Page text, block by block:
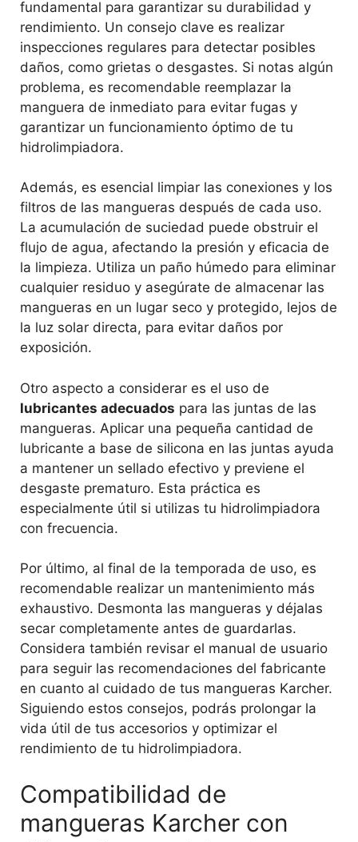
fundamental para garantizar su durabilidad y
rendimiento. Un consejo clave es realizar
inspecciones regulares para detectar posibles
daños, como grietas o desgastes. Si notas algún
problema, es recomendable reemplazar la
manguera de inmediato para evitar fugas y
garantizar un funcionamiento óptimo de tu
hidrolimpiadora.
Además, es esencial limpiar las conexiones y los
filtros de las mangueras después de cada uso.
La acumulación de suciedad puede obstruir el
flujo de agua, afectando la presión y eficacia de
la limpieza. Utiliza un paño húmedo para eliminar
cualquier residuo y asegúrate de almacenar las
mangueras en un lugar seco y protegido, lejos de
la luz solar directa, para evitar daños por
exposición.
Otro aspecto a considerar es el uso de
lubricantes adecuados para las juntas de las
mangueras. Aplicar una pequeña cantidad de
lubricante a base de silicona en las juntas ayuda
a mantener un sellado efectivo y previene el
desgaste prematuro. Esta práctica es
especialmente útil si utilizas tu hidrolimpiadora
con frecuencia.
Por último, al final de la temporada de uso, es
recomendable realizar un mantenimiento más
exhaustivo. Desmonta las mangueras y déjalas
secar completamente antes de guardarlas.
Considera también revisar el manual de usuario
para seguir las recomendaciones del fabricante
en cuanto al cuidado de tus mangueras Karcher.
Siguiendo estos consejos, podrás prolongar la
vida útil de tus accesorios y optimizar el
rendimiento de tu hidrolimpiadora.
Compatibilidad de
mangueras Karcher con